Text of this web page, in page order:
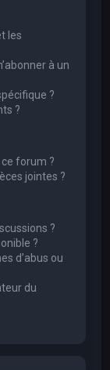
les
à un
?
?
forum ?
jointes ?
?
?
d’abus ou
du